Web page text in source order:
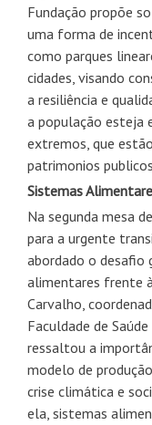
Fundação propõe
uma forma de
como parques
cidades, visando
a resiliência e
a população esteja
extremos, que
patrimonios
Sistemas
Na segunda mesa
para a urgente
abordado o desafio
alimentares frente
Carvalho,
Faculdade de
ressaltou a
modelo de
crise climática e
ela, sistemas